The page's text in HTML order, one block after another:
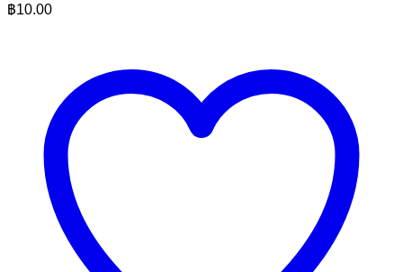
฿10.00